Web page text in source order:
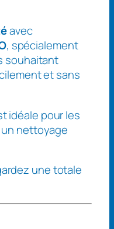
avec
, spécialement
souhaitant
et sans
idéale pour les
nettoyage
une totale